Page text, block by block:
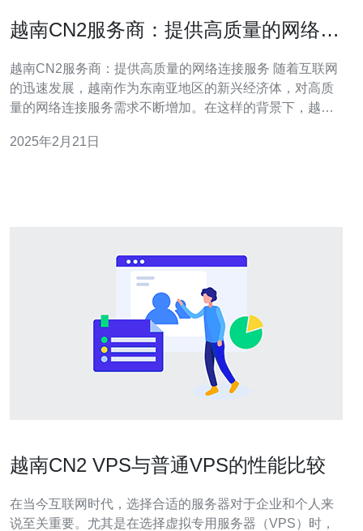
越南CN2服务商：提供高质量的网络连
越南CN2服务商：提供高质量的网络连接服务 随着互联网
的迅速发展，越南作为东南亚地区的新兴经济体，对高质
量的网络连接服务需求不断增加。在这样的背景下，越南
CN2是指中国电信的第二代国际骨干网络，也称为"中国电
2025年2月21日
越南CN2 VPS与普通VPS的性能比较
在当今互联网时代，选择合适的服务器对于企业和个人来
说至关重要。尤其是在选择虚拟专用服务器（VPS）时，